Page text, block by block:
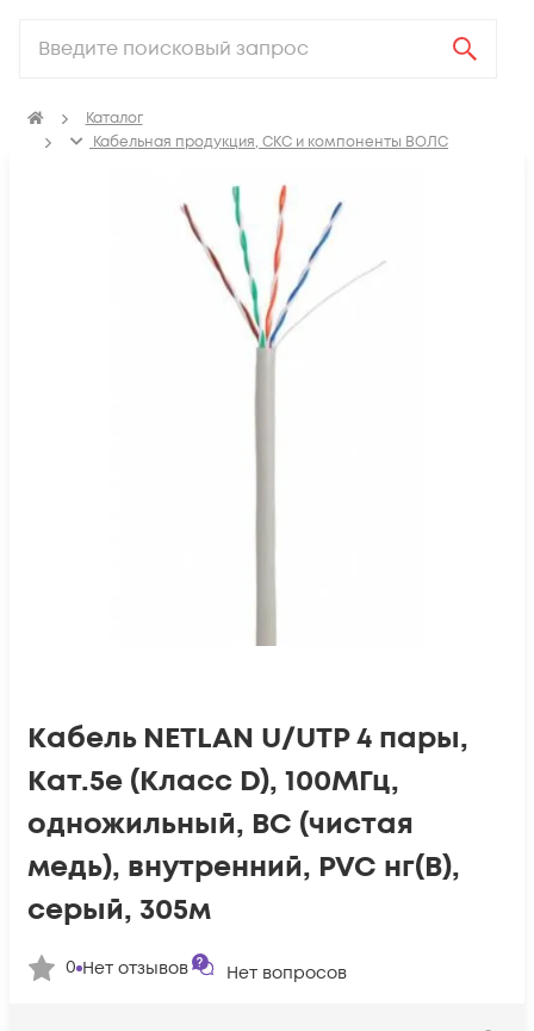
Каталог
Кабельная продукция, СКС и компоненты ВОЛС
Кабель NETLAN U/UTP 4 пары,
Кат.5e (Класс D), 100МГц,
одножильный, BC (чистая
медь), внутренний, PVC нг(B),
серый, 305м
0 Нет отзывов Нет вопросов